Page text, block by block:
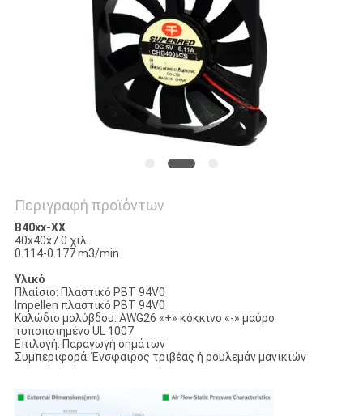
Περιγραφή προϊόντων
B40xx-ΧΧ
40x40x7.0 χιλ.
0.114-0.177 m3/min
Υλικό
Πλαίσιο: Πλαστικό PBT 94V0
Impellen πλαστικό PBT 94V0
Καλώδιο μολύβδου: AWG26 «+» κόκκινο «-» μαύρο
τυποποιημένο UL 1007
Επιλογή: Παραγωγή σημάτων
Συμπεριφορά: Ένσφαιρος τριβέας ή ρουλεμάν μανικιών